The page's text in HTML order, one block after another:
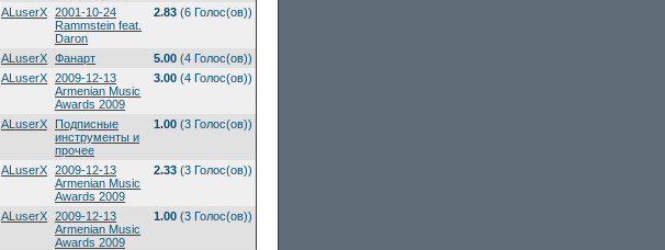
ALuserX 2001-10-24
Rammstein feat.
Daron
2.83 (6 Голос(ов))
ALuserX Фанарт 5.00 (4 Голос(ов))
ALuserX 2009-12-13
Armenian Music
Awards 2009
3.00 (4 Голос(ов))
ALuserX Подписные
инструменты и
прочее
1.00 (3 Голос(ов))
ALuserX 2009-12-13
Armenian Music
Awards 2009
2.33 (3 Голос(ов))
ALuserX 2009-12-13
Armenian Music
Awards 2009
1.00 (3 Голос(ов))